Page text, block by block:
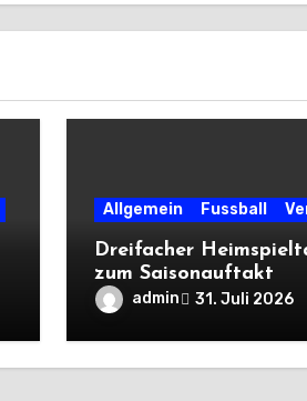
Allgemein Fussball
Dreifacher
zum Saisonauftakt
admin 31. Juli 2026